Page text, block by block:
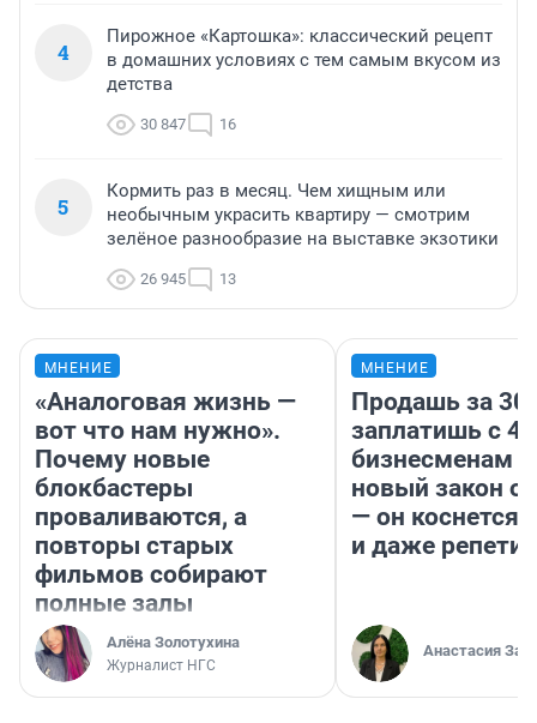
4
Пирожное «Картошка»: классический рецепт
в домашних условиях с тем самым вкусом из
детства
30 847 16
5
Кормить раз в месяц. Чем хищным или
необычным украсить квартиру — смотрим
зелёное разнообразие на выставке экзотики
26 945 13
МНЕНИЕ
«Аналоговая жизнь —
вот что нам нужно».
Почему новые
блокбастеры
проваливаются, а
повторы старых
фильмов собирают
полные залы
Алёна Золотухина
Журналист НГС
МНЕНИЕ
Продашь за
заплатишь с
бизнесменам
новый закон о
— он коснется
и даже
Анастасия